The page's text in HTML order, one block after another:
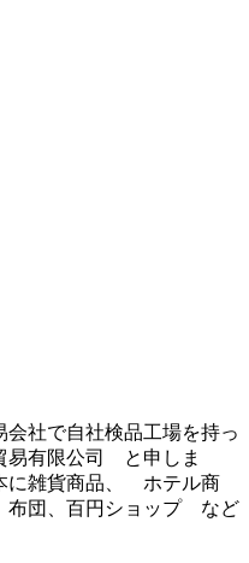
で自社検品工場を持っ
有限公司 と申しま
に雑貨商品、 ホテル商
布団、百円ショップ など